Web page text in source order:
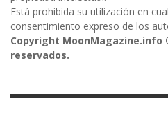
Está prohibida su utilización en
consentimiento expreso de los
Copyright MoonMagazine.info
reservados.